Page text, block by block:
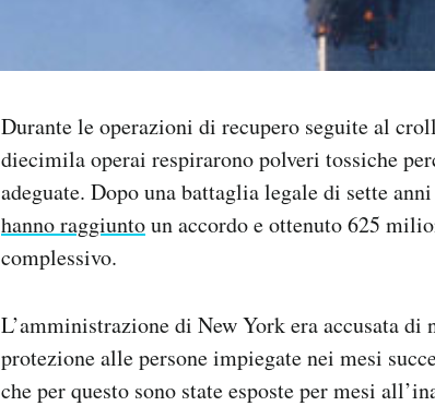
Durante le operazioni di recupero seguite al
diecimila operai respirarono polveri tossiche
adeguate. Dopo una battaglia legale di sette
hanno raggiuntoun accordo e ottenuto 625
complessivo.
L’amministrazione di New York era accusata
protezione alle persone impiegate nei mesi
che per questo sono state esposte per mesi